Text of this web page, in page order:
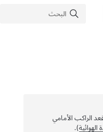
الراكب الأمامي
).